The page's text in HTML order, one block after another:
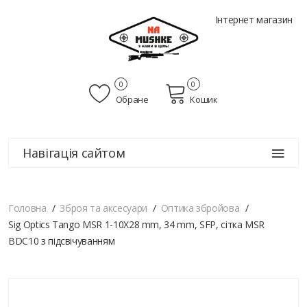
Інтернет магазин
Обране
0
Кошик
0
Навігація сайтом
Головна Зброя та аксесуари
Оптика збройова
Sig Optics Tango MSR 1-10X28 mm, 34 mm, SFP, сітка MSR
BDC10 з підсвічуванням